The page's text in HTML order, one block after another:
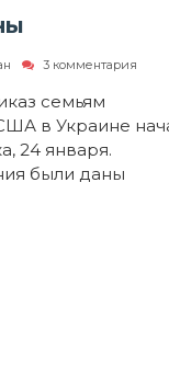
3 комментария
семьям
в Украине
24 января.
были даны